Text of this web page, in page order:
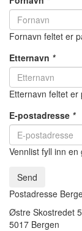
Fornavn feltet er
Etternavn *
Etternavn feltet er
E-postadresse *
Vennlist fyll inn
Send
Postadresse
Østre Skostredet
5017 Bergen